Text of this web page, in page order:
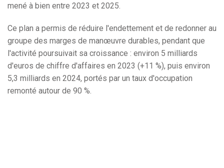
mené à bien entre 2023 et 2025.
Ce plan a permis de réduire l'endettement et de redonner au
groupe des marges de manœuvre durables, pendant que
l'activité poursuivait sa croissance : environ 5 milliards
d'euros de chiffre d'affaires en 2023 (+11 %), puis environ
5,3 milliards en 2024, portés par un taux d'occupation
remonté autour de 90 %.